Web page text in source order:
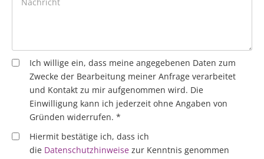
Ich willige ein, dass meine angegebenen Daten zum
Zwecke der Bearbeitung meiner Anfrage verarbeitet
und Kontakt zu mir aufgenommen wird. Die
Einwilligung kann ich jederzeit ohne Angaben von
Gründen widerrufen. *
Hiermit bestätige ich, dass ich
die Datenschutzhinweise zur Kenntnis genommen